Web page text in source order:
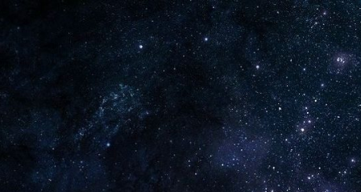
Plus de 2800 critiques de films